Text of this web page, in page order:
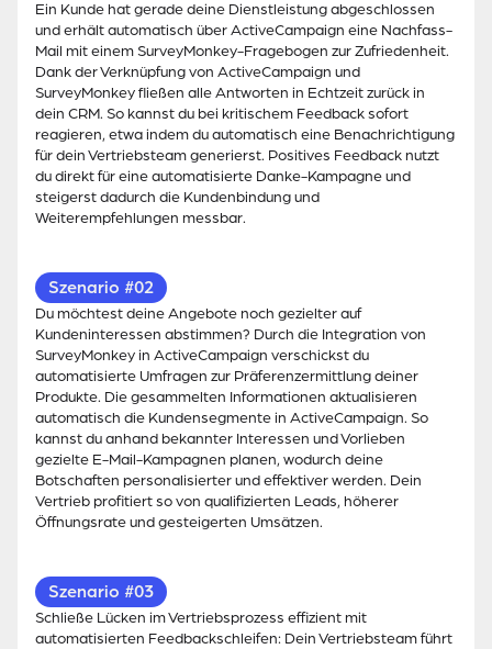
Ein Kunde hat gerade deine Dienstleistung abgeschlossen
und erhält automatisch über ActiveCampaign eine Nachfass-
Mail mit einem SurveyMonkey-Fragebogen zur Zufriedenheit.
Dank der Verknüpfung von ActiveCampaign und
SurveyMonkey fließen alle Antworten in Echtzeit zurück in
dein CRM. So kannst du bei kritischem Feedback sofort
reagieren, etwa indem du automatisch eine Benachrichtigung
für dein Vertriebsteam generierst. Positives Feedback nutzt
du direkt für eine automatisierte Danke-Kampagne und
steigerst dadurch die Kundenbindung und
Weiterempfehlungen messbar.
Szenario #02
Du möchtest deine Angebote noch gezielter auf
Kundeninteressen abstimmen? Durch die Integration von
SurveyMonkey in ActiveCampaign verschickst du
automatisierte Umfragen zur Präferenzermittlung deiner
Produkte. Die gesammelten Informationen aktualisieren
automatisch die Kundensegmente in ActiveCampaign. So
kannst du anhand bekannter Interessen und Vorlieben
gezielte E-Mail-Kampagnen planen, wodurch deine
Botschaften personalisierter und effektiver werden. Dein
Vertrieb profitiert so von qualifizierten Leads, höherer
Öffnungsrate und gesteigerten Umsätzen.
Szenario #03
Schließe Lücken im Vertriebsprozess effizient mit
automatisierten Feedbackschleifen: Dein Vertriebsteam führt